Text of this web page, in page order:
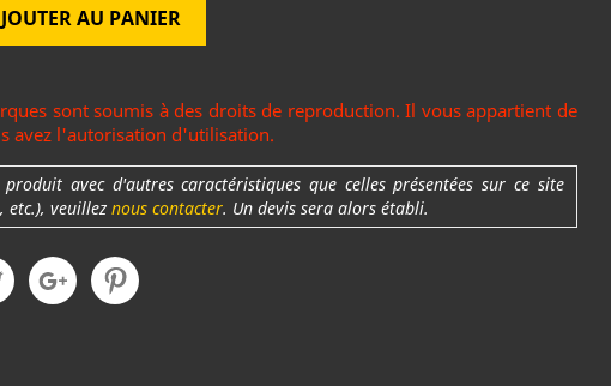
AU PANIER
sont soumis à des droits de reproduction. Il vous appartient de
avez l'autorisation d'utilisation.
avec d'autres caractéristiques que celles présentées sur ce site
etc.), veuillez nous contacter. Un devis sera alors établi.